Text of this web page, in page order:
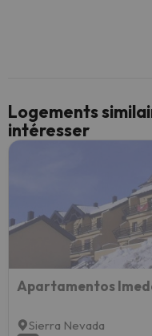
Logements
intéresser
Apartamentos
Sierra Nevada